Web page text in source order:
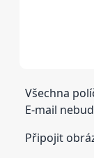
Všechna
E-mail
Připojit